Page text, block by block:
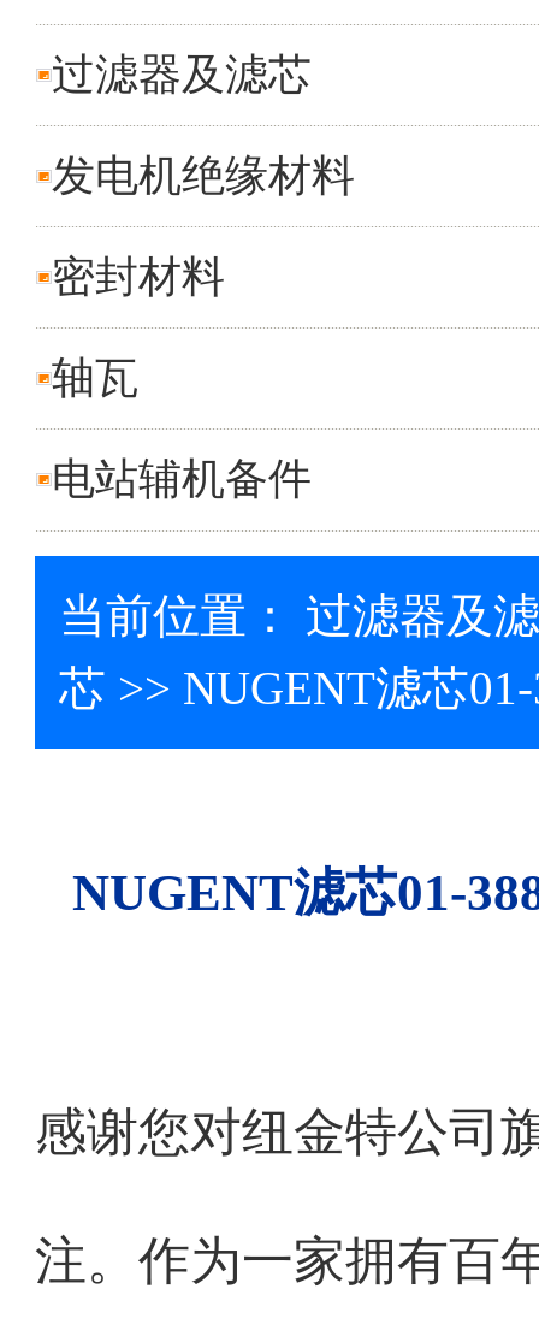
过滤器及滤芯
发电机绝缘材料
密封材料
轴瓦
电站辅机备件
当前位置： 过滤器及
芯 >> NUGENT滤芯
NUGENT滤芯01-
感谢您对纽金特公司
注。作为一家拥有百